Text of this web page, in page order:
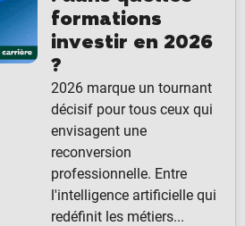
formations
investir en 2026
?
2026 marque un tournant
décisif pour tous ceux qui
envisagent une
reconversion
professionnelle. Entre
l'intelligence artificielle qui
redéfinit les métiers...